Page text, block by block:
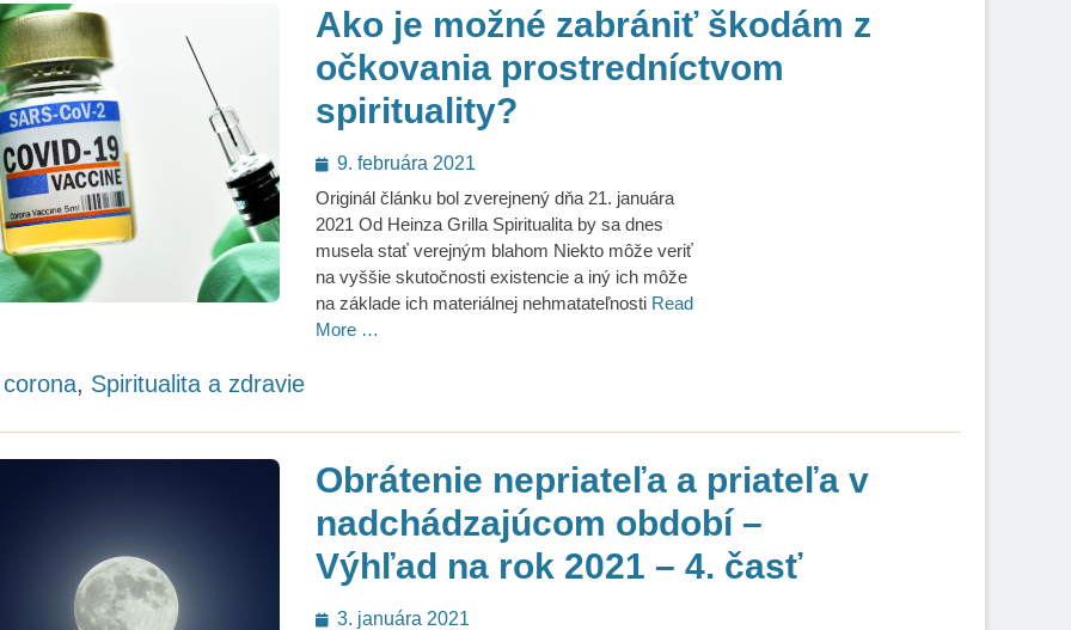
Ako je možné zabrániť škodám z
očkovania prostredníctvom
spirituality?
Posted
on
9. februára 2021
Originál článku bol zverejnený dňa 21. januára
2021 Od Heinza Grilla Spiritualita by sa dnes
musela stať verejným blahom Niekto môže veriť
na vyššie skutočnosti existencie a iný ich môže
na základe ich materiálnej nehmatateľnosti Read
More …
corona, Spiritualita a zdravie
Obrátenie nepriateľa a priateľa v
nadchádzajúcom období –
Výhľad na rok 2021 – 4. časť
Posted
3. januára 2021